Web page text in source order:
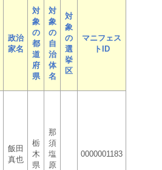
政治
家名
対
象
の
都
道
府
県
対
象
の
自
治
体
名
対
象
の
選
挙
区
マニフェス
トID
飯田
真也
栃
木
県
那
須
塩
原
0000001183